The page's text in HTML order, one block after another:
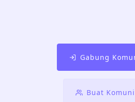
Gabung
Buat